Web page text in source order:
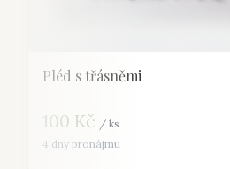
Pléd s třásněmi
100 Kč / ks
4 dny pronájmu